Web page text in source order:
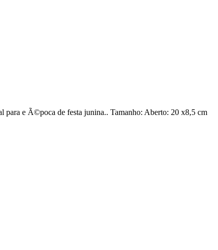
para e Ã©poca de festa junina.. Tamanho: Aberto: 20 x8,5 cm